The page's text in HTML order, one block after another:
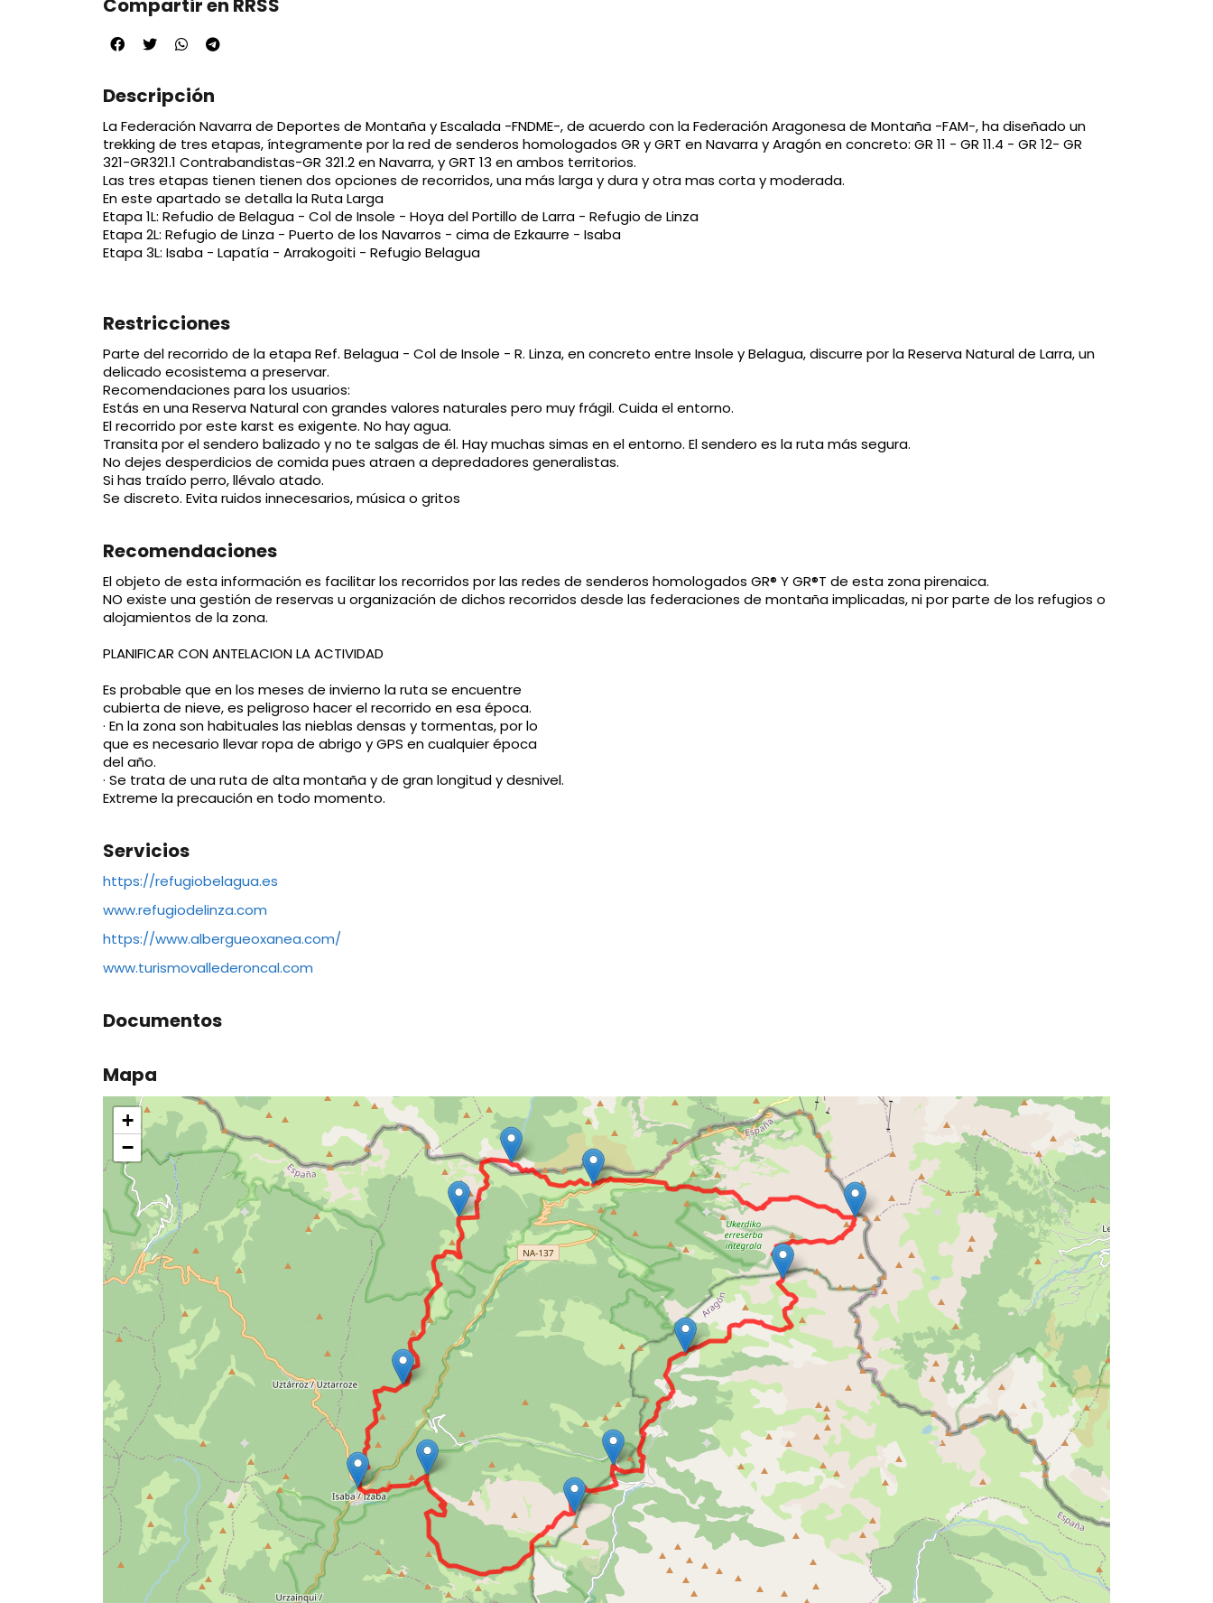
Compartir en RRSS
Descripción
La Federación Navarra de Deportes de Montaña y Escalada -FNDME-, de acuerdo con la Federación Aragonesa de Montaña -FAM-, ha diseñado un
trekking de tres etapas, íntegramente por la red de senderos homologados GR y GRT en Navarra y Aragón en concreto: GR 11 - GR 11.4 - GR 12- GR
321-GR321.1 Contrabandistas-GR 321.2 en Navarra, y GRT 13 en ambos territorios.
Las tres etapas tienen tienen dos opciones de recorridos, una más larga y dura y otra mas corta y moderada.
En este apartado se detalla la Ruta Larga
Etapa 1L: Refudio de Belagua - Col de Insole - Hoya del Portillo de Larra - Refugio de Linza
Etapa 2L: Refugio de Linza - Puerto de los Navarros - cima de Ezkaurre - Isaba
Etapa 3L: Isaba - Lapatía - Arrakogoiti - Refugio Belagua
Restricciones
Parte del recorrido de la etapa Ref. Belagua - Col de Insole - R. Linza, en concreto entre Insole y Belagua, discurre por la Reserva Natural de Larra, un
delicado ecosistema a preservar.
Recomendaciones para los usuarios:
Estás en una Reserva Natural con grandes valores naturales pero muy frágil. Cuida el entorno.
El recorrido por este karst es exigente. No hay agua.
Transita por el sendero balizado y no te salgas de él. Hay muchas simas en el entorno. El sendero es la ruta más segura.
No dejes desperdicios de comida pues atraen a depredadores generalistas.
Si has traído perro, llévalo atado.
Se discreto. Evita ruidos innecesarios, música o gritos
Recomendaciones
El objeto de esta información es facilitar los recorridos por las redes de senderos homologados GR® Y GR®T de esta zona pirenaica.
NO existe una gestión de reservas u organización de dichos recorridos desde las federaciones de montaña implicadas, ni por parte de los refugios o
alojamientos de la zona.
PLANIFICAR CON ANTELACION LA ACTIVIDAD
Es probable que en los meses de invierno la ruta se encuentre
cubierta de nieve, es peligroso hacer el recorrido en esa época.
· En la zona son habituales las nieblas densas y tormentas, por lo
que es necesario llevar ropa de abrigo y GPS en cualquier época
del año.
· Se trata de una ruta de alta montaña y de gran longitud y desnivel.
Extreme la precaución en todo momento.
Servicios
https://refugiobelagua.es
www.refugiodelinza.com
https://www.albergueoxanea.com/
www.turismovallederoncal.com
Documentos
Mapa
+
−